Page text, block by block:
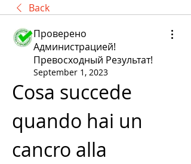
Back
Проверено
Администрацией!
Превосходный Результат!
September 1, 2023
Cosa succede
quando hai un
cancro alla